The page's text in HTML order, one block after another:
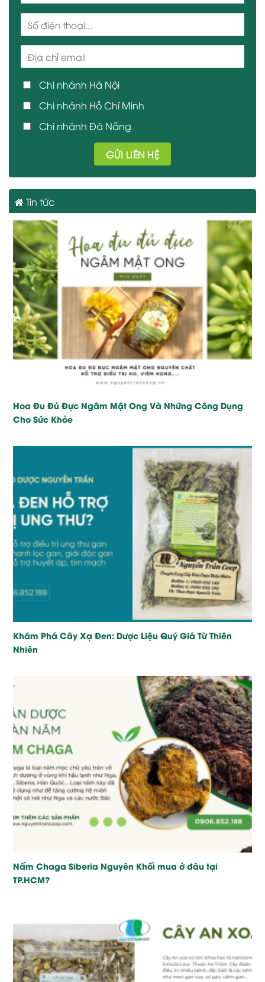
Chi nhánh Hà Nội
Chi nhánh Hồ Chí Minh
Chi nhánh Đà Nẵng
Tin tức
Hoa Đu Đủ Đực Ngâm Mật Ong Và Những Công Dụng
Cho Sức Khỏe
Khám Phá Cây Xạ Đen: Dược Liệu Quý Giá Từ Thiên
Nhiên
Nấm Chaga Siberia Nguyên Khối mua ở đâu tại
TP.HCM?